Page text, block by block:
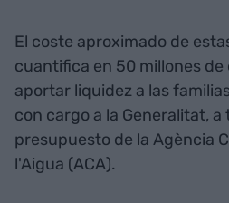
El coste aproximado de
cuantifica en 50 millones
aportar liquidez a las
con cargo a la Generalitat, a
presupuesto de la Agència
l'Aigua (ACA).